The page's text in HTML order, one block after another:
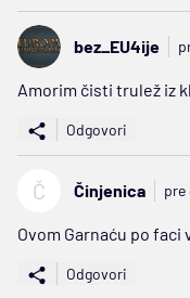
bez_EU4ije
Amorim čisti trulež iz
Odgovori
Č Činjenica pre
Ovom Garnaću po faci
Odgovori